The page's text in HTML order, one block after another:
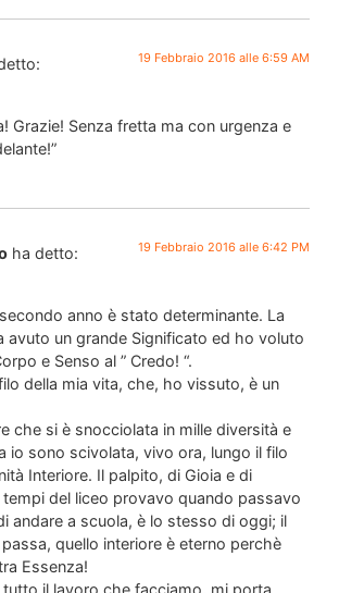
19 Febbraio 2016 alle 6:59 AM
Grazie! Senza fretta ma con urgenza e
ha detto: 19 Febbraio 2016 alle 6:42 PM
anno è stato determinante. La
avuto un grande Significato ed ho voluto
e Senso al ” Credo! “.
della mia vita, che, ho vissuto, è un
che si è snocciolata in mille diversità e
io sono scivolata, vivo ora, lungo il filo
Interiore. Il palpito, di Gioia e di
tempi del liceo provavo quando passavo
andare a scuola, è lo stesso di oggi; il
quello interiore è eterno perchè
Essenza!
tutto il lavoro che facciamo, mi porta